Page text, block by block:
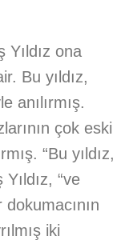
Yıldız ona
Bu yıldız,
anılırmış.
çok eski
“Bu yıldız,
“ve
dokumacının
iki